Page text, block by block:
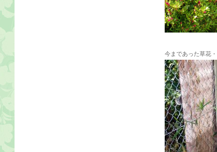
今まであった草花